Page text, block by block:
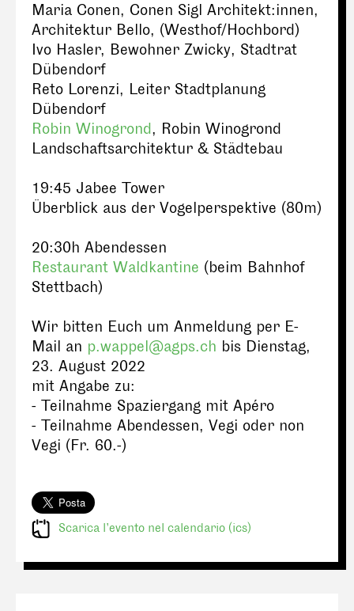
Maria Conen, Conen Sigl Architekt:innen,
Architektur Bello, (Westhof/Hochbord)
Ivo Hasler, Bewohner Zwicky, Stadtrat
Dübendorf
Reto Lorenzi, Leiter Stadtplanung
Dübendorf
Robin Winogrond, Robin Winogrond
Landschaftsarchitektur & Städtebau
19:45 Jabee Tower
Überblick aus der Vogelperspektive (80m)
20:30h Abendessen
Restaurant Waldkantine (beim Bahnhof
Stettbach)
Wir bitten Euch um Anmeldung per E-
Mail an p.wappel@agps.ch bis Dienstag,
23. August 2022
mit Angabe zu:
- Teilnahme Spaziergang mit Apéro
- Teilnahme Abendessen, Vegi oder non
Vegi (Fr. 60.-)
Scarica l’evento nel calendario (ics)